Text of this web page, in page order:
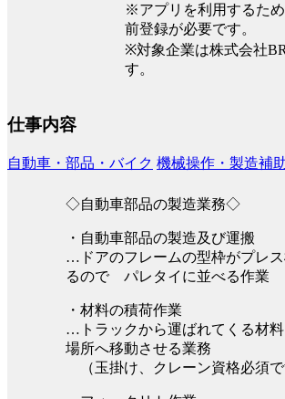
※アプリを利用するた
前登録が必要です。
※対象企業は株式会社
す。
仕事内容
自動車・部品・バイク 機械操作・製造補
◇自動車部品の製造業務◇
・自動車部品の製造及び運搬
…ドアのフレームの型枠がプレス
るので パレタイに並べる作業
・材料の積荷作業
…トラックから運ばれてくる材
場所へ移動させる業務
（玉掛け、クレーン資格必須で